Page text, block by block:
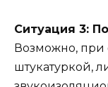
Ситуация 3:
Возможно, при
штукатуркой,